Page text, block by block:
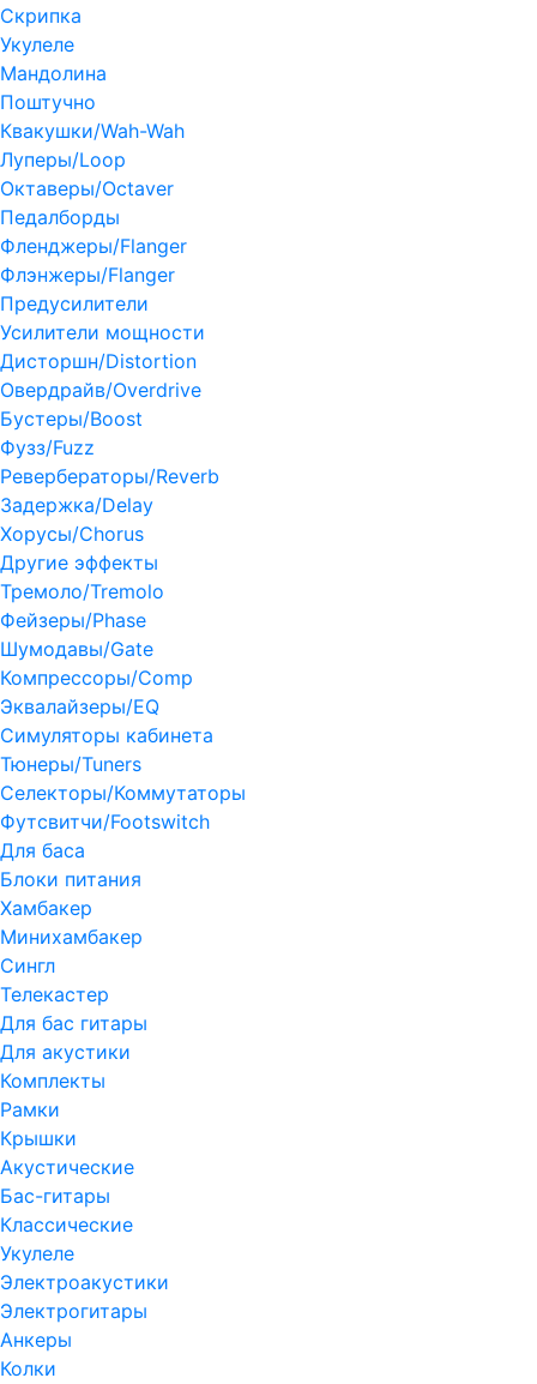
Скрипка
Укулеле
Мандолина
Поштучно
Квакушки/Wah-Wah
Луперы/Loop
Октаверы/Octaver
Педалборды
Фленджеры/Flanger
Флэнжеры/Flanger
Предусилители
Усилители мощности
Дисторшн/Distortion
Овердрайв/Overdrive
Бустеры/Boost
Фузз/Fuzz
Ревербераторы/Reverb
Задержка/Delay
Хорусы/Chorus
Другие эффекты
Тремоло/Tremolo
Фейзеры/Phase
Шумодавы/Gate
Компрессоры/Comp
Эквалайзеры/EQ
Симуляторы кабинета
Тюнеры/Tuners
Селекторы/Коммутаторы
Футсвитчи/Footswitch
Для баса
Блоки питания
Хамбакер
Минихамбакер
Сингл
Телекастер
Для бас гитары
Для акустики
Комплекты
Рамки
Крышки
Акустические
Бас-гитары
Классические
Укулеле
Электроакустики
Электрогитары
Анкеры
Колки